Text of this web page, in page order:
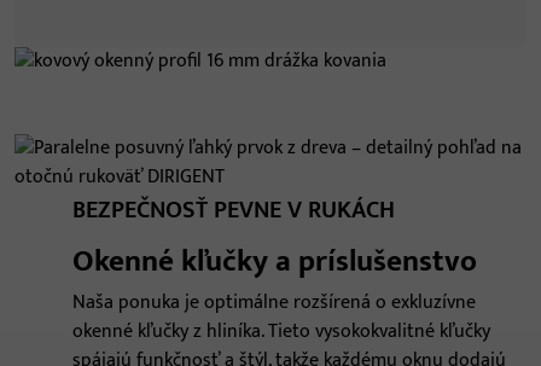
BEZPEČNOSŤ PEVNE V RUKÁCH
Okenné kľučky a príslušenstvo
Naša ponuka je optimálne rozšírená o exkluzívne
okenné kľučky z hliníka. Tieto vysokokvalitné kľučky